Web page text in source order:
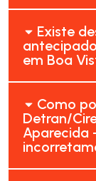
Existe
em Boa
Como
Detran/
Aparecida